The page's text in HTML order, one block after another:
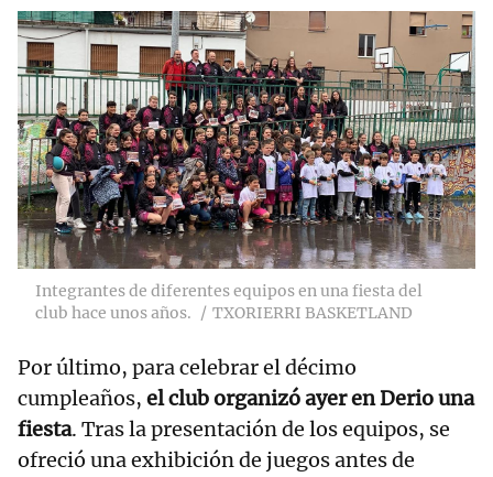
Integrantes de diferentes equipos en una fiesta del
club hace unos años.
TXORIERRI BASKETLAND
Por último, para celebrar el décimo
cumpleaños, el club organizó ayer en Derio una
fiesta. Tras la presentación de los equipos, se
ofreció una exhibición de juegos antes de